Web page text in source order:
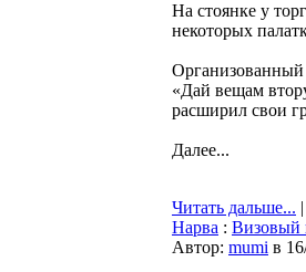
На стоянке у
некоторых
Организованный
«Дай вещам
расширил свои
Далее...
Читать дальше...
Нарва : Визовый
Автор: mumi в